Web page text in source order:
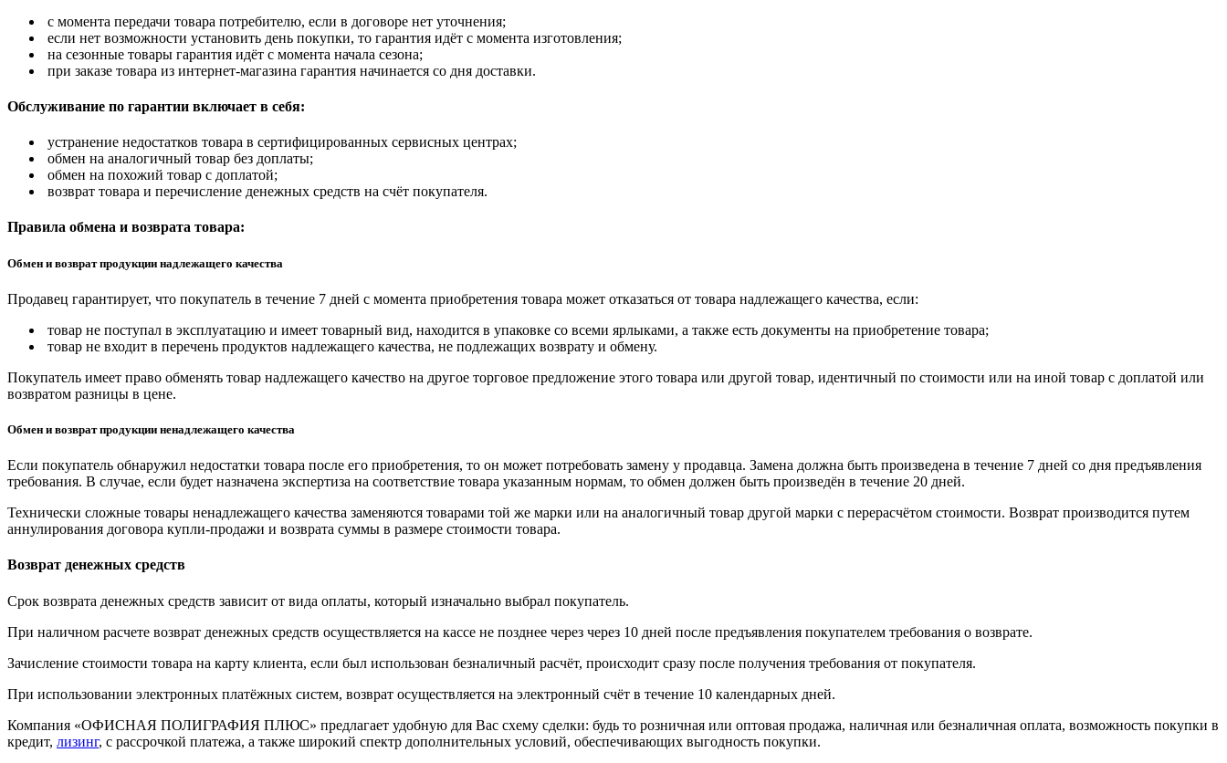
с момента передачи товара потребителю, если в договоре нет уточнения;
если нет возможности установить день покупки, то гарантия идёт с момента изготовления;
на сезонные товары гарантия идёт с момента начала сезона;
при заказе товара из интернет-магазина гарантия начинается со дня доставки.
Обслуживание по гарантии включает в себя:
устранение недостатков товара в сертифицированных сервисных центрах;
обмен на аналогичный товар без доплаты;
обмен на похожий товар с доплатой;
возврат товара и перечисление денежных средств на счёт покупателя.
Правила обмена и возврата товара:
Обмен и возврат продукции надлежащего качества
Продавец гарантирует, что покупатель в течение 7 дней с момента приобретения товара может отказаться от товара надлежащего качества, если:
товар не поступал в эксплуатацию и имеет товарный вид, находится в упаковке со всеми ярлыками, а также есть документы на приобретение товара;
товар не входит в перечень продуктов надлежащего качества, не подлежащих возврату и обмену.
Покупатель имеет право обменять товар надлежащего качество на другое торговое предложение этого товара или другой товар, идентичный по стоимости или на иной товар с доплатой или
возвратом разницы в цене.
Обмен и возврат продукции ненадлежащего качества
Если покупатель обнаружил недостатки товара после его приобретения, то он может потребовать замену у продавца. Замена должна быть произведена в течение 7 дней со дня предъявления
требования. В случае, если будет назначена экспертиза на соответствие товара указанным нормам, то обмен должен быть произведён в течение 20 дней.
Технически сложные товары ненадлежащего качества заменяются товарами той же марки или на аналогичный товар другой марки с перерасчётом стоимости. Возврат производится путем
аннулирования договора купли-продажи и возврата суммы в размере стоимости товара.
Возврат денежных средств
Срок возврата денежных средств зависит от вида оплаты, который изначально выбрал покупатель.
При наличном расчете возврат денежных средств осуществляется на кассе не позднее через через 10 дней после предъявления покупателем требования о возврате.
Зачисление стоимости товара на карту клиента, если был использован безналичный расчёт, происходит сразу после получения требования от покупателя.
При использовании электронных платёжных систем, возврат осуществляется на электронный счёт в течение 10 календарных дней.
Компания «ОФИСНАЯ ПОЛИГРАФИЯ ПЛЮС» предлагает удобную для Вас схему сделки: будь то розничная или оптовая продажа, наличная или безналичная оплата, возможность покупки в
кредит, лизинг, с рассрочкой платежа, а также широкий спектр дополнительных условий, обеспечивающих выгодность покупки.